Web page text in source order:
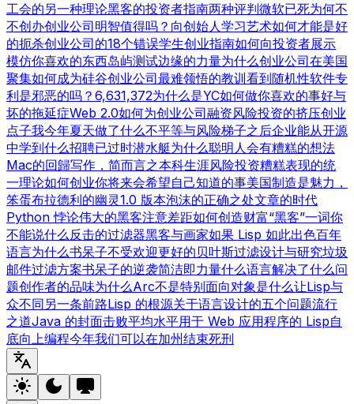
工会的另一种理论黑客的投资者指南两种评判微软已死为何不
不创办创业公司明智值得吗？ 向创始人学习艺术如何才能是好
的扼杀创业公司的18个错误学生创业指南如何向投资者展示
模仿你喜欢的东西岛屿测试边缘的力量为什么创业公司在美国
聚集如何成为硅谷创业公司最难领悟的教训 看到随机性软件专
利是邪恶的吗？ 6,631,372为什么是YC如何做你喜欢的事好与
坏的拖延症Web 2.0如何为创业公司融资风险投资的挤压创业
点子我今年夏天做了什么不平等与风险梯子之后企业能从开源
中学到什么招聘已过时潜水艇为什么聪明人会有糟糕的想法
Mac的回歸写作，简而言之本科生涯风险投资糟糕表现的统
一理论如何创业你将来会希望自己知道的事美国制造是魅力，
笨蛋布拉德利的幽灵1.0 版本泡沫的正确之处文章的时代
Python 悖论伟大的黑客注意差距如何创造财富“黑客”一词你
不能说什么反击的过滤器黑客与画家如果 Lisp 如此出色百年
语言为什么书呆子不受欢迎更好的贝叶斯过滤设计与研究垃圾
邮件过滤方案书呆子的逆袭简洁即力量什么语言解决了什么问
题创作者的品味为什么Arc不是特别面向对象是什么让Lisp与
众不同另一条前路Lisp 的根源关于语言设计的五个问题流行
之道Java 的封面击败平均水平用于 Web 应用程序的 Lisp自
底向上编程今年我们可以在加州结束死刑